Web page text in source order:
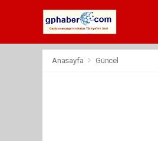
Anasayfa Güncel